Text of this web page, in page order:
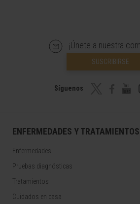
¡Únete a nuestra
SUSCRIBIRSE
Síguenos
ENFERMEDADES Y TRATAMIENTOS
Enfermedades
Pruebas diagnósticas
Tratamientos
Cuidados en casa